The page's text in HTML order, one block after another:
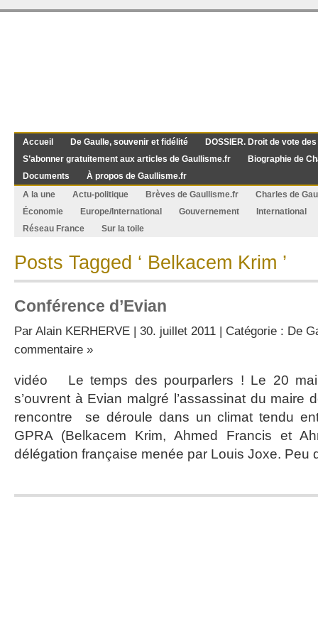
Accueil De Gaulle, souvenir et fidélité
DOSSIER. Droit de vote
S’abonner gratuitement aux articles de Gaullisme.fr
Biographie de
Documents
À propos de Gaullisme.fr
A la une
Actu-politique Brèves de Gaullisme.fr
Charles de
Économie
Europe/International Gouvernement
International
Réseau France
Sur la toile
Posts Tagged ‘ Belkacem Krim ’
Conférence d’Evian
Par Alain KERHERVE | 30. juillet 2011 | Catégorie : De
commentaire »
vidéo Le temps des pourparlers ! Le 20 mai
s’ouvrent à Evian malgré l’assassinat du maire
rencontre se déroule dans un climat tendu
GPRA (Belkacem Krim, Ahmed Francis et
délégation française menée par Louis Joxe. Peu